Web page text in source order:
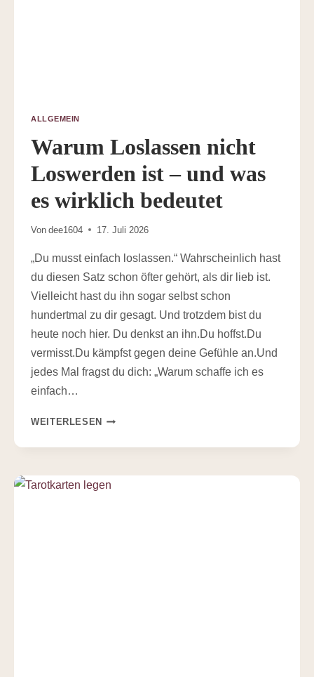
ALLGEMEIN
Warum Loslassen nicht
Loswerden ist – und was
es wirklich bedeutet
Von dee1604 17. Juli 2026
„Du musst einfach loslassen.“ Wahrscheinlich hast
du diesen Satz schon öfter gehört, als dir lieb ist.
Vielleicht hast du ihn sogar selbst schon
hundertmal zu dir gesagt. Und trotzdem bist du
heute noch hier. Du denkst an ihn.Du hoffst.Du
vermisst.Du kämpfst gegen deine Gefühle an.Und
jedes Mal fragst du dich: „Warum schaffe ich es
einfach…
WEITERLESEN
WARUM
NICHT
IST
–